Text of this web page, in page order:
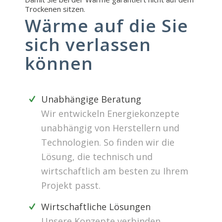
Trockenen sitzen.
Wärme auf die Sie
sich verlassen
können
Unabhängige Beratung
Wir entwickeln Energiekonzepte
unabhängig von Herstellern und
Technologien. So finden wir die
Lösung, die technisch und
wirtschaftlich am besten zu Ihrem
Projekt passt.
Wirtschaftliche Lösungen